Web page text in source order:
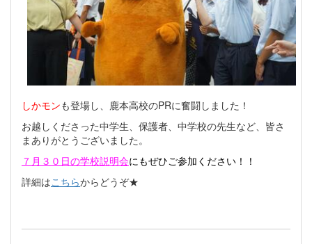
しかモンも登場し、鹿本高校のPRに奮闘しました！
お越しくださった中学生、保護者、中学校の先生など、皆さ
まありがとうございました。
７月３０日の学校説明会にもぜひご参加ください！！
詳細はこちらからどうぞ★